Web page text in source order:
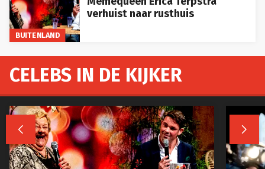
BUITENLAND
verhuist naar rusthuis
CELEBS IN DE KIJKER
 